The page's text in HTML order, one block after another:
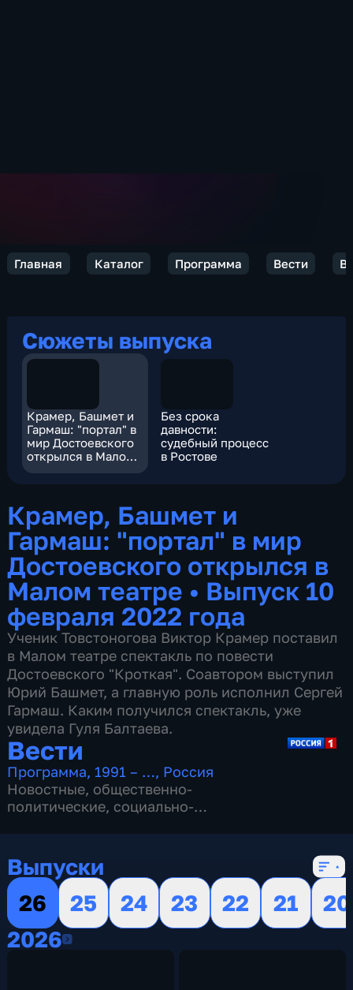
Главная Каталог Программа Вести
Сюжеты выпуска
Крамер, Башмет и
Гармаш: "портал" в
мир Достоевского
открылся в Малом
театре
Без срока
давности:
судебный процесс
в Ростове
Крамер, Башмет и
Гармаш: "портал" в мир
Достоевского открылся в
Малом театре • Выпуск 10
февраля 2022 года
Ученик Товстоногова Виктор Крамер поставил
в Малом театре спектакль по повести
Достоевского "Кроткая". Соавтором выступил
Юрий Башмет, а главную роль исполнил Сергей
Гармаш. Каким получился спектакль, уже
увидела Гуля Балтаева.
Вести
Программа, 1991 – …, Россия
Новостные, общественно-
политические, социально-
Выпуски
26
25 24 23 22 21
20
20262026